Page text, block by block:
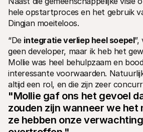
hele opstartproces en het gebruik
Dingjan moeiteloos.
“De integratie verliep heel soepel
geen developer, maar ik heb het
Mollie was heel behulpzaam en
interessante voorwaarden.
altijd een rol, en die zijn zeer
"Mollie gaf ons het gevoel
zouden zijn wanneer we het
ze hebben onze